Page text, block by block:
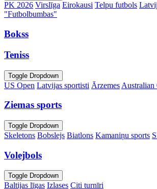
PK 2026 Virslīga Eirokausi Telpu futbols
"Futbolbumbas"
Bokss
Teniss
Toggle Dropdown
US Open Latvijas sportisti Ārzemes Australian
Ziemas sports
Toggle Dropdown
Skeletons Bobslejs Biatlons Kamaniņu sports
Volejbols
Toggle Dropdown
Baltijas līgas Izlases Citi turnīri